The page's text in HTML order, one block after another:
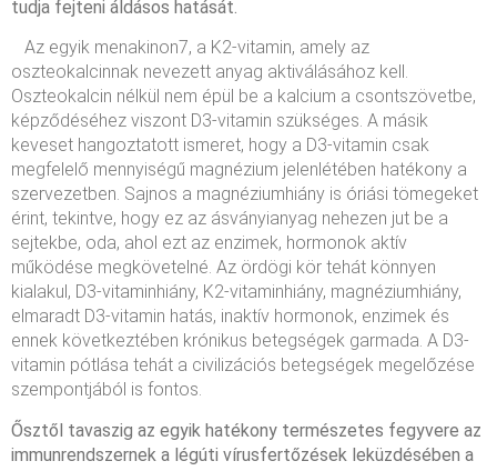
tudja fejteni áldásos hatását.
Az egyik menakinon7, a K2-vitamin, amely az
oszteokalcinnak nevezett anyag aktiválásához kell.
Oszteokalcin nélkül nem épül be a kalcium a csontszövetbe,
képződéséhez viszont D3-vitamin szükséges. A másik
keveset hangoztatott ismeret, hogy a D3-vitamin csak
megfelelő mennyiségű magnézium jelenlétében hatékony a
szervezetben. Sajnos a magnéziumhiány is óriási tömegeket
érint, tekintve, hogy ez az ásványianyag nehezen jut be a
sejtekbe, oda, ahol ezt az enzimek, hormonok aktív
működése megkövetelné. Az ördögi kör tehát könnyen
kialakul, D3-vitaminhiány, K2-vitaminhiány, magnéziumhiány,
elmaradt D3-vitamin hatás, inaktív hormonok, enzimek és
ennek következtében krónikus betegségek garmada. A D3-
vitamin pótlása tehát a civilizációs betegségek megelőzése
szempontjából is fontos.
Ősztől tavaszig az egyik hatékony természetes fegyvere az
immunrendszernek a légúti vírusfertőzések leküzdésében a